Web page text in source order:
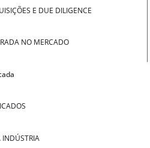
E DUE DILIGENCE
NO MERCADO